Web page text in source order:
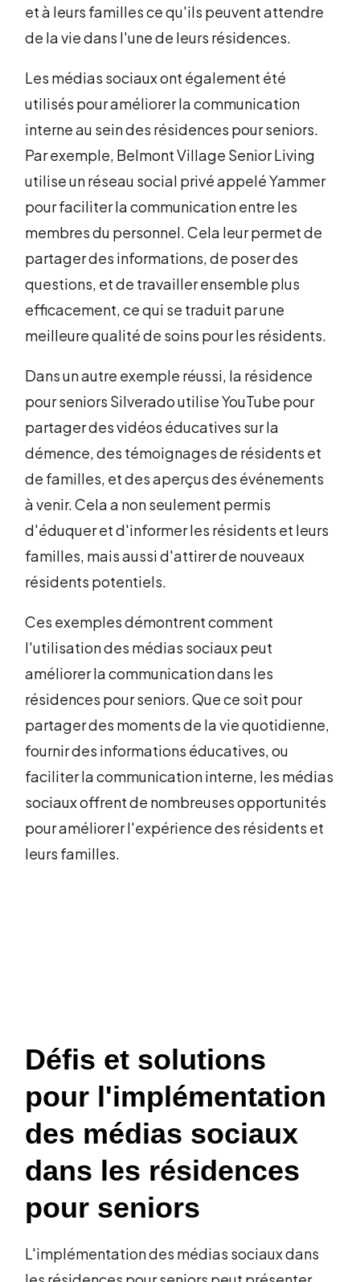
et à leurs familles ce qu'ils peuvent attendre
de la vie dans l'une de leurs résidences.
Les médias sociaux ont également été
utilisés pour améliorer la communication
interne au sein des résidences pour seniors.
Par exemple, Belmont Village Senior Living
utilise un réseau social privé appelé Yammer
pour faciliter la communication entre les
membres du personnel. Cela leur permet de
partager des informations, de poser des
questions, et de travailler ensemble plus
efficacement, ce qui se traduit par une
meilleure qualité de soins pour les résidents.
Dans un autre exemple réussi, la résidence
pour seniors Silverado utilise YouTube pour
partager des vidéos éducatives sur la
démence, des témoignages de résidents et
de familles, et des aperçus des événements
à venir. Cela a non seulement permis
d'éduquer et d'informer les résidents et leurs
familles, mais aussi d'attirer de nouveaux
résidents potentiels.
Ces exemples démontrent comment
l'utilisation des médias sociaux peut
améliorer la communication dans les
résidences pour seniors. Que ce soit pour
partager des moments de la vie quotidienne,
fournir des informations éducatives, ou
faciliter la communication interne, les médias
sociaux offrent de nombreuses opportunités
pour améliorer l'expérience des résidents et
leurs familles.
Défis et solutions
pour l'implémentation
des médias sociaux
dans les résidences
pour seniors
L'implémentation des médias sociaux dans